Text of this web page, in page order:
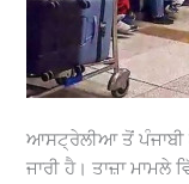
ਆਸਟ੍ਰੇਲੀਆ ਤੋਂ ਪੰਜਾਬੀ
ਜਾਰੀ ਹੈ। ਤਾਜ਼ਾ